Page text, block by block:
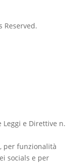
Reserved.
e Direttive n.
per funzionalità
socials e per